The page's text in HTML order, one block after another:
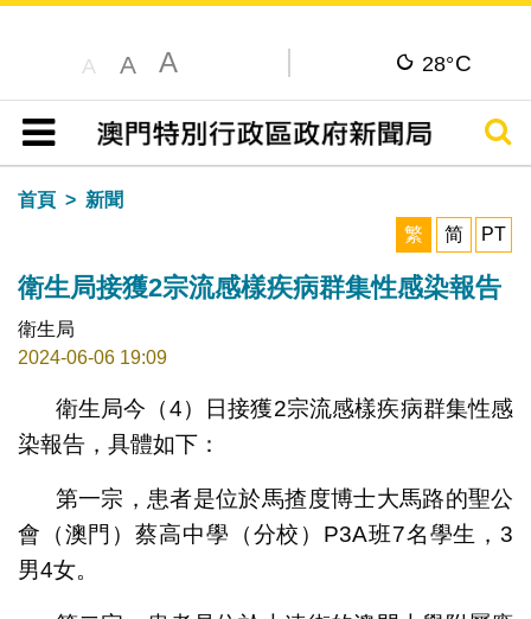
A A A 28°C
目錄
搜尋
首頁
新聞
繁
简 PT
衛生局接獲2宗流感樣疾病群集性感染報告
衛生局
2024-06-06 19:09
衛生局今（4）日接獲2宗流感樣疾病群集性感
染報告，具體如下：
第一宗，患者是位於馬揸度博士大馬路的聖公
會（澳門）蔡高中學（分校）P3A班7名學生，3
男4女。